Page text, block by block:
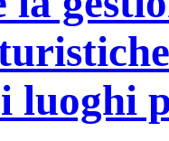
luoghi